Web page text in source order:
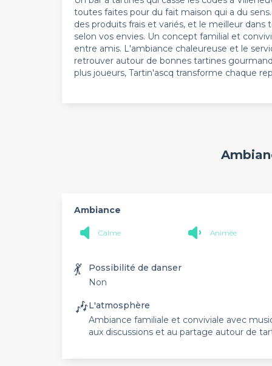
toutes faites pour du fait maison qui a du
des produits frais et variés, et le meilleur
selon vos envies. Un concept familial et
entre amis. L'ambiance chaleureuse et le
retrouver autour de bonnes tartines
plus joueurs, Tartin'ascq transforme chaque
Ambiance
Calme Animée
💃
Possibilité de danser
Non
🎶L'atmosphère
Ambiance familiale et conviviale avec
aux discussions et au partage autour de